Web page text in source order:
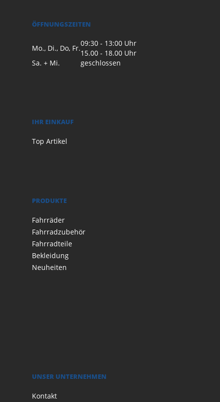
ÖFFNUNGSZEITEN
Mo., Di., Do, Fr.
09:30 - 13:00 Uhr
15.00 - 18.00 Uhr
Sa. + Mi.
geschlossen
IHR EINKAUF
Top Artikel
PRODUKTE
Fahrräder
Fahrradzubehör
Fahrradteile
Bekleidung
Neuheiten
UNSER UNTERNEHMEN
Kontakt